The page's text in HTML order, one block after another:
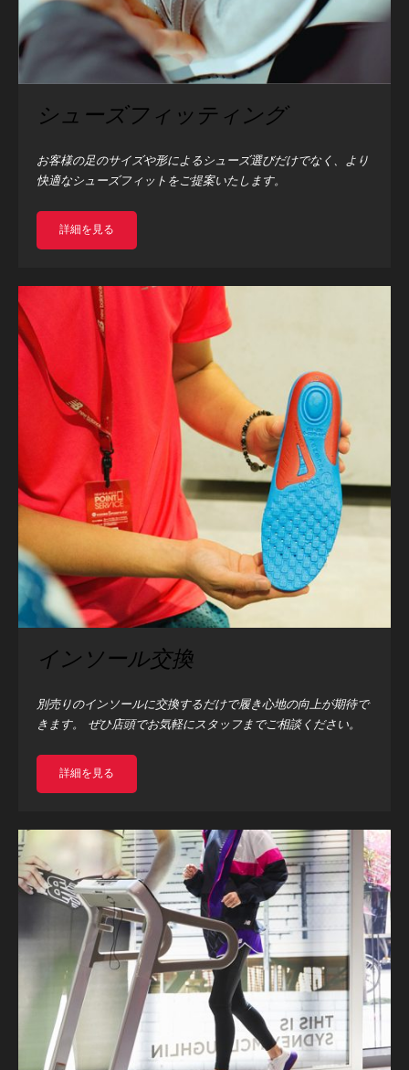
シューズフィッティング
お客様の足のサイズや形によるシューズ選びだけでなく、より
快適なシューズフィットをご提案いたします。
詳細を見る
インソール交換
別売りのインソールに交換するだけで履き心地の向上が期待で
きます。 ぜひ店頭でお気軽にスタッフまでご相談ください。
詳細を見る